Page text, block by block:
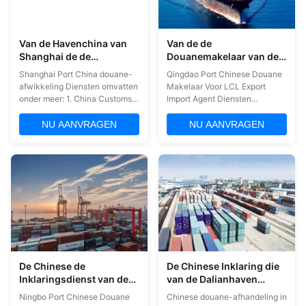
Van de Havenchina van
Shanghai de de
Inklaringsdienst
wereldwijd
Shanghai Port China douane-
afwikkeling Diensten omvatten
onder meer: 1. China Customs
algemene handelsgoederen -
bijvoorbeeld wijn, olijfolie,
privévliegtuigen, chemische
producten.2. Agentschap voor
de inspectie van grondstoffen,
...
NU AANVRAGEN
Van de de
Douanemakelaar van de
Qingdaohaven de
Chinese Agent van de de
Uitvoerinvoer van For LCL
Qingdao Port Chinese Douane
Makelaar Voor LCL Export
Import Agent Diensten
beperkt tot 1. China Douane
Clearance Agentschap voor
bijvoorbeeld wijn, olijfolie,
cosmetica, jachten, privé-
vliegtuigen, chemische
producten. 2. ...
NU AANVRAGEN
De Chinese de
Inklaringsdienst van de
Ningbohaven voor LCL-
Ningbo Port Chinese Douane
De Chinese Inklaring die
van de Dalianhaven
Paperless
Chinese douane-afhandeling in